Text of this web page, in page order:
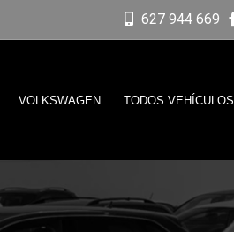
627 944 669
VOLKSWAGEN TODOS VEHÍCULOS